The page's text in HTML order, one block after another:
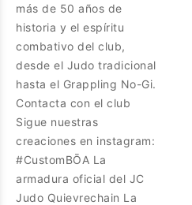
más de 50 años de
historia y el espíritu
combativo del club,
desde el Judo tradicional
hasta el Grappling No-Gi.
Contacta con el club
Sigue nuestras
creaciones en instagram:
#CustomBŌA La
armadura oficial del JC
Judo Quievrechain La